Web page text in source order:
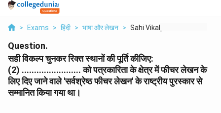
> Exams > हिंदी > भाषा और लेखन > Sahi Vikalp Chunkar ...
Question.
सही विकल्प चुनकर रिक्त स्थानों की पूर्ति कीजिए:
(2) ........................ को पत्रकारिता के क्षेत्र में फीचर लेखन के
लिए दिए जाने वाले 'सर्वश्रेष्ठ फीचर लेखन' के राष्ट्रीय पुरस्कार से
सम्मानित किया गया था।